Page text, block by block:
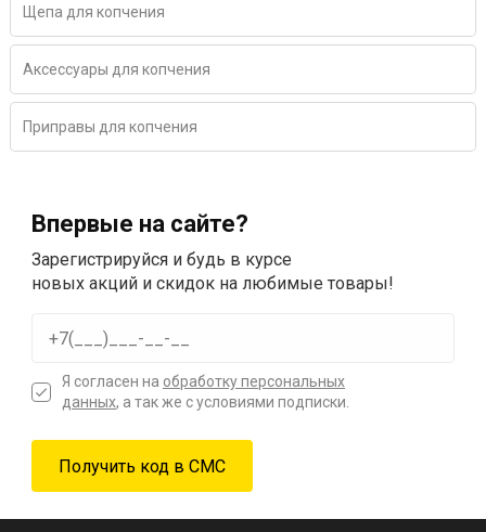
Щепа для копчения
Аксессуары для копчения
Приправы для копчения
Впервые на сайте?
Зарегистрируйся и будь в курсе
новых акций и скидок на любимые товары!
Я согласен на обработку персональных
данных, а так же с условиями подписки.